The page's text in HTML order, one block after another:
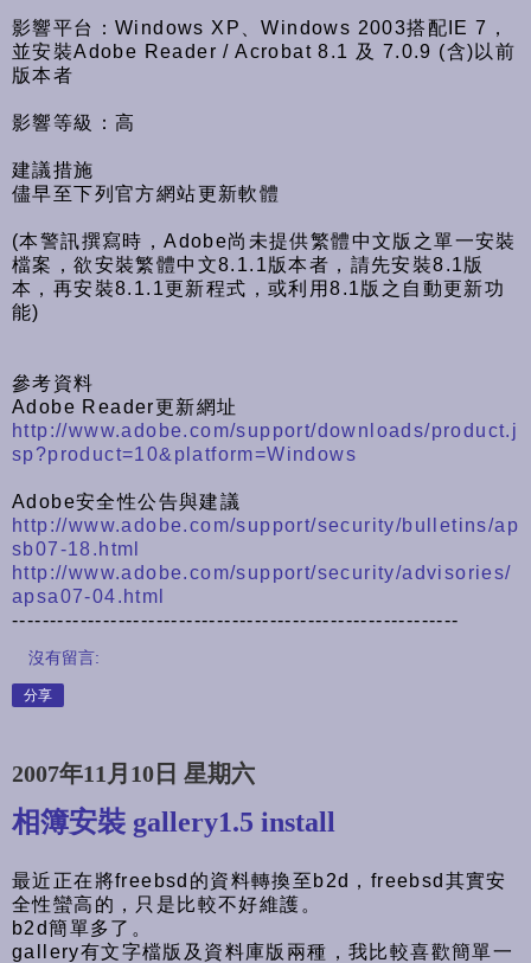
影響平台：Windows XP、Windows 2003搭配IE 7，
並安裝Adobe Reader / Acrobat 8.1 及 7.0.9 (含)以前
版本者
影響等級：高
建議措施
儘早至下列官方網站更新軟體
(本警訊撰寫時，Adobe尚未提供繁體中文版之單一安裝
檔案，欲安裝繁體中文8.1.1版本者，請先安裝8.1版
本，再安裝8.1.1更新程式，或利用8.1版之自動更新功
能)
參考資料
Adobe Reader更新網址
http://www.adobe.com/support/downloads/product.j
sp?product=10&platform=Windows
Adobe安全性公告與建議
http://www.adobe.com/support/security/bulletins/ap
sb07-18.html
http://www.adobe.com/support/security/advisories/
apsa07-04.html
-----------------------------------------------------------
沒有留言:
分享
2007年11月10日 星期六
相簿安裝 gallery1.5 install
最近正在將freebsd的資料轉換至b2d，freebsd其實安
全性蠻高的，只是比較不好維護。
b2d簡單多了。
gallery有文字檔版及資料庫版兩種，我比較喜歡簡單一